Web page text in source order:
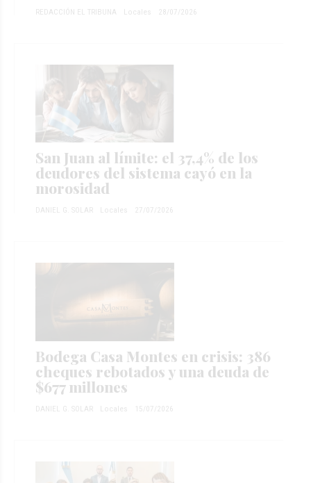
REDACCIÓN EL TRIBUNA Locales 28/07/2026
San Juan al límite: el 37,4% de los
deudores del sistema cayó en la
morosidad
DANIEL G. SOLAR Locales 27/07/2026
Bodega Casa Montes en crisis: 386
cheques rebotados y una deuda de
$677 millones
DANIEL G. SOLAR Locales 15/07/2026